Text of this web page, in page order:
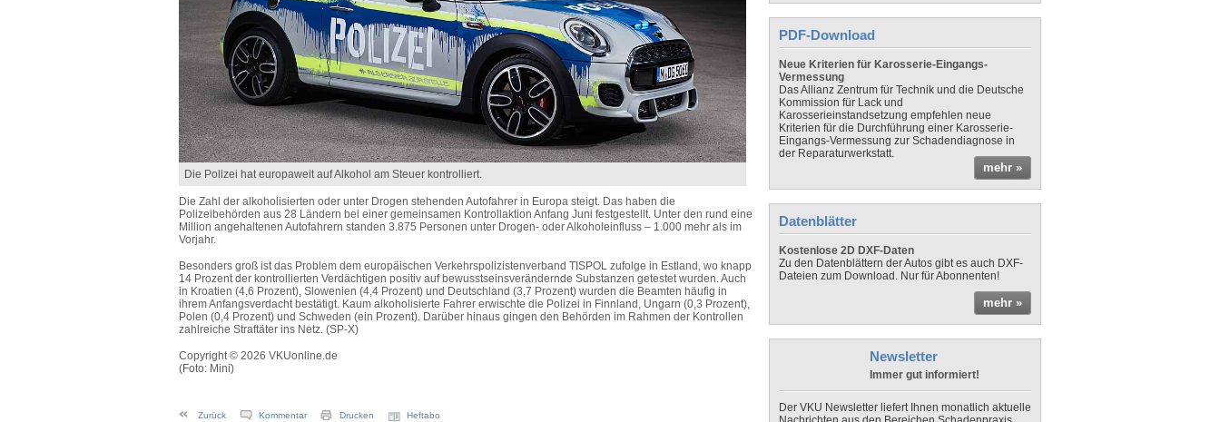
Die Polizei hat europaweit auf Alkohol am Steuer kontrolliert.
Die Zahl der alkoholisierten oder unter Drogen stehenden Autofahrer in Europa steigt. Das haben die
Polizeibehörden aus 28 Ländern bei einer gemeinsamen Kontrollaktion Anfang Juni festgestellt. Unter den rund eine
Million angehaltenen Autofahrern standen 3.875 Personen unter Drogen- oder Alkoholeinfluss – 1.000 mehr als im
Vorjahr.
Besonders groß ist das Problem dem europäischen Verkehrspolizistenverband TISPOL zufolge in Estland, wo knapp
14 Prozent der kontrollierten Verdächtigen positiv auf bewusstseinsverändernde Substanzen getestet wurden. Auch
in Kroatien (4,6 Prozent), Slowenien (4,4 Prozent) und Deutschland (3,7 Prozent) wurden die Beamten häufig in
ihrem Anfangsverdacht bestätigt. Kaum alkoholisierte Fahrer erwischte die Polizei in Finnland, Ungarn (0,3 Prozent),
Polen (0,4 Prozent) und Schweden (ein Prozent). Darüber hinaus gingen den Behörden im Rahmen der Kontrollen
zahlreiche Straftäter ins Netz. (SP-X)
Copyright © 2026 VKUonline.de
(Foto: Mini)
Zurück Kommentar Drucken Heftabo
PDF-Download
Neue Kriterien für Karosserie-Eingangs-
Vermessung
Das Allianz Zentrum für Technik und die Deutsche
Kommission für Lack und
Karosserieinstandsetzung empfehlen neue
Kriterien für die Durchführung einer Karosserie-
Eingangs-Vermessung zur Schadendiagnose in
der Reparaturwerkstatt.
mehr »
Datenblätter
Kostenlose 2D DXF-Daten
Zu den Datenblättern der Autos gibt es auch DXF-
Dateien zum Download. Nur für Abonnenten!
mehr »
Newsletter
Immer gut informiert!
Der VKU Newsletter liefert Ihnen monatlich aktuelle